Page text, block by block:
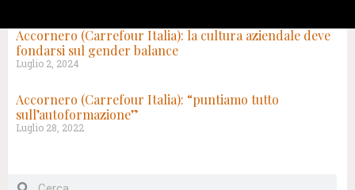
Accornero (Carrefour Italia): la cultura aziendale deve
fondarsi sul gender balance
Luglio 2, 2024
Accornero (Carrefour Italia): “puntiamo tutto
sull’autoformazione”
Luglio 28, 2022